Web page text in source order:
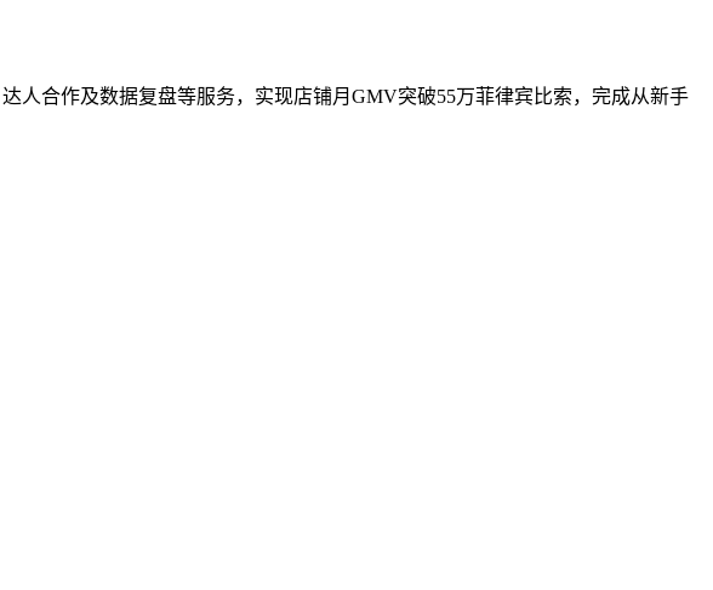
人合作及数据复盘等服务，实现店铺月GMV突破55万菲律宾比索，完成从新手